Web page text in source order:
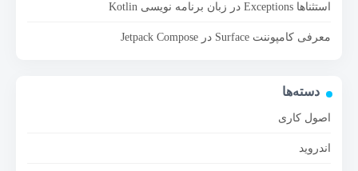
استثناها Exceptions در زبان برنامه نویسی Kotlin
معرفی کامپوننت Surface در Jetpack Compose
دسته‌ها
اصول کاری
اندروید